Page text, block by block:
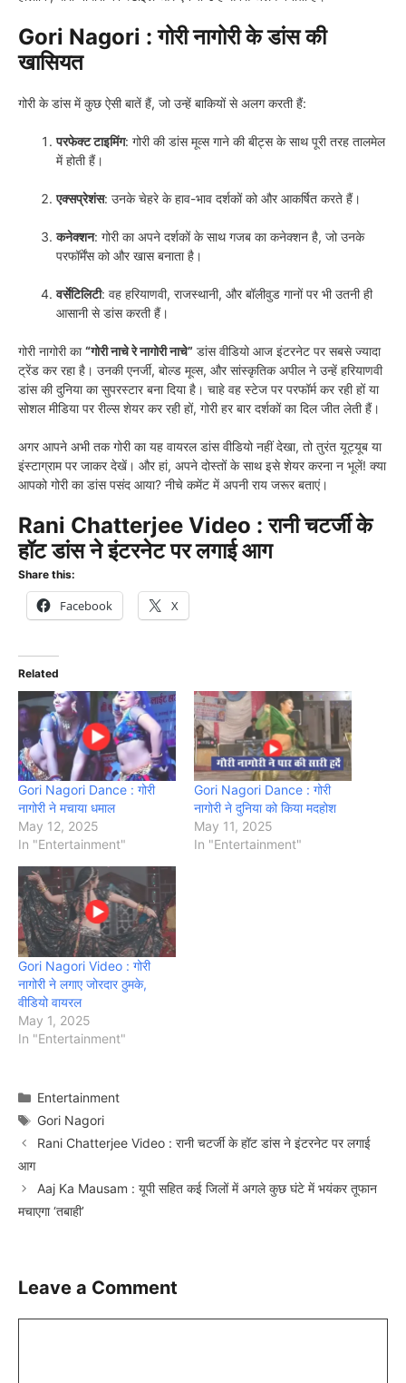
Gori Nagori :गोरी नागोरी के डांस की
खासियत
गोरी के डांस में कुछ ऐसी बातें हैं, जो उन्हें बाकियों से अलग करती हैं:
परफेक्ट टाइमिंग: गोरी की डांस मूव्स गाने की बीट्स के साथ पूरी तरह तालमेल
में होती हैं।
एक्सप्रेशंस: उनके चेहरे के हाव-भाव दर्शकों को और आकर्षित करते हैं।
कनेक्शन: गोरी का अपने दर्शकों के साथ गजब का कनेक्शन है, जो उनके
परफॉर्मेंस को और खास बनाता है।
वर्सेटिलिटी: वह हरियाणवी, राजस्थानी, और बॉलीवुड गानों पर भी उतनी ही
आसानी से डांस करती हैं।
गोरी नागोरी का“गोरी नाचे रे नागोरी नाचे” डांस वीडियो आज इंटरनेट पर सबसे ज्यादा
ट्रेंड कर रहा है। उनकी एनर्जी, बोल्ड मूव्स, और सांस्कृतिक अपील ने उन्हें हरियाणवी
डांस की दुनिया का सुपरस्टार बना दिया है। चाहे वह स्टेज पर परफॉर्म कर रही हों या
सोशल मीडिया पर रील्स शेयर कर रही हों, गोरी हर बार दर्शकों का दिल जीत लेती हैं।
अगर आपने अभी तक गोरी का यह वायरल डांस वीडियो नहीं देखा, तो तुरंत यूट्यूब या
इंस्टाग्राम पर जाकर देखें। और हां, अपने दोस्तों के साथ इसे शेयर करना न भूलें! क्या
आपको गोरी का डांस पसंद आया? नीचे कमेंट में अपनी राय जरूर बताएं।
Rani Chatterjee Video : रानी चटर्जी के
हॉट डांस ने इंटरनेट पर लगाई आग
Share this:
Facebook X
Related
Gori Nagori Dance : गोरी
नागोरी ने मचाया धमाल
May 12, 2025
In "Entertainment"
Gori Nagori Dance : गोरी
नागोरी ने दुनिया को किया मदहोश
May 11, 2025
In "Entertainment"
Gori Nagori Video : गोरी
नागोरी ने लगाए जोरदार ठुमके,
वीडियो वायरल
May 1, 2025
In "Entertainment"
Categories
Entertainment
Tags
Gori Nagori
Rani Chatterjee Video : रानी चटर्जी के हॉट डांस ने इंटरनेट पर लगाई
आग
Aaj Ka Mausam : यूपी सहित कई जिलों में अगले कुछ घंटे में भयंकर तूफान
मचाएगा ‘तबाही’
Leave a Comment